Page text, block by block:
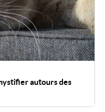
autours des